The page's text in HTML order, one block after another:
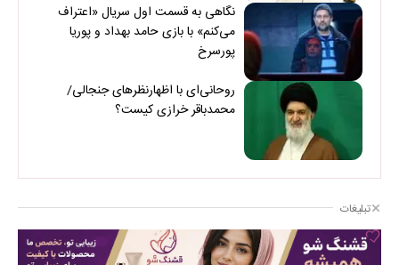
نگاهی به قسمت اول سریال «اعتراف
می‌کنم» با بازی حامد بهداد و پوریا
پورسرخ
روحانی‌ای با اظهارنظرهای جنجالی/
محمدباقر خرازی کیست؟
تبلیغات